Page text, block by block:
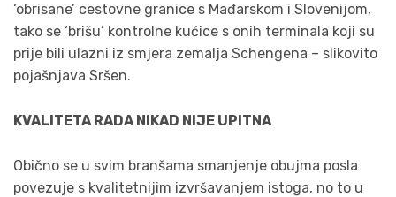
‘obrisane’ cestovne granice s Mađarskom i Slovenijom,
tako se ‘brišu’ kontrolne kućice s onih terminala koji su
prije bili ulazni iz smjera zemalja Schengena – slikovito
pojašnjava Sršen.
KVALITETA RADA NIKAD NIJE UPITNA
Obično se u svim branšama smanjenje obujma posla
povezuje s kvalitetnijim izvršavanjem istoga, no to u